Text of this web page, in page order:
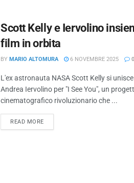
Scott Kelly e Iervolino
film in orbita
BY MARIO ALTOMURA 6 NOVEMBRE 2025 0
L'ex astronauta NASA Scott Kelly si
Andrea Iervolino per "I See You", un
cinematografico rivoluzionario che ...
READ MORE